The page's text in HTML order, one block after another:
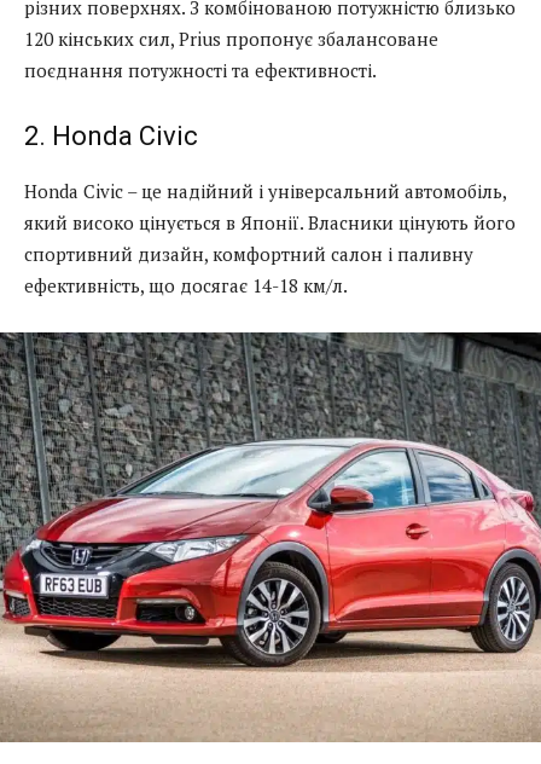
різних поверхнях. З комбінованою потужністю близько
120 кінських сил, Prius пропонує збалансоване
поєднання потужності та ефективності.
2. Honda Civic
Honda Civic – це надійний і універсальний автомобіль,
який високо цінується в Японії. Власники цінують його
спортивний дизайн, комфортний салон і паливну
ефективність, що досягає 14-18 км/л.